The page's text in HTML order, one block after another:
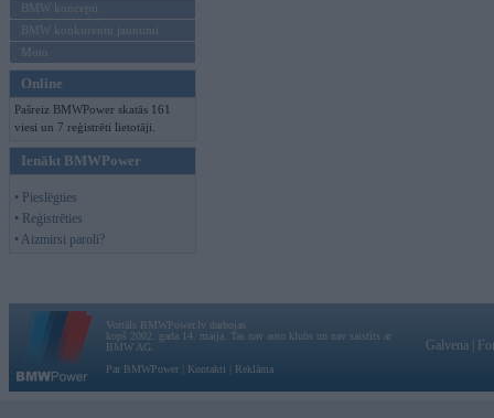
BMW koncepti
BMW konkurentu jaunumi
Moto
Online
Pašreiz BMWPower skatās 161
viesi un 7 reģistrēti lietotāji.
Ienākt BMWPower
• Pieslēgties
• Reģistrēties
• Aizmirsi paroli?
Vortāls BMWPower.lv darbojas
kopš 2002. gada 14. maija. Tas nav auto klubs un nav saistīts ar
BMW AG.
Par BMWPower
Kontakti Reklāma
Galvena